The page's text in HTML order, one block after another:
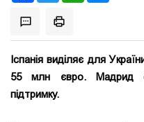
Іспанія виділяє для
55 млн євро. Мадрид
підтримку.